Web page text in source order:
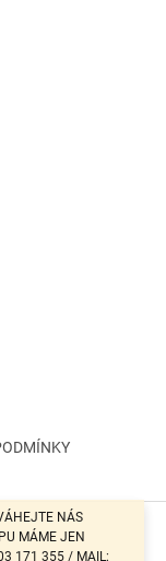
NÁS
MÁME JEN
171 355 / MAIL: